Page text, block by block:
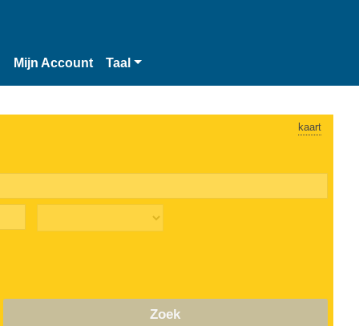
Mijn Account Taal
kaart
Zoek